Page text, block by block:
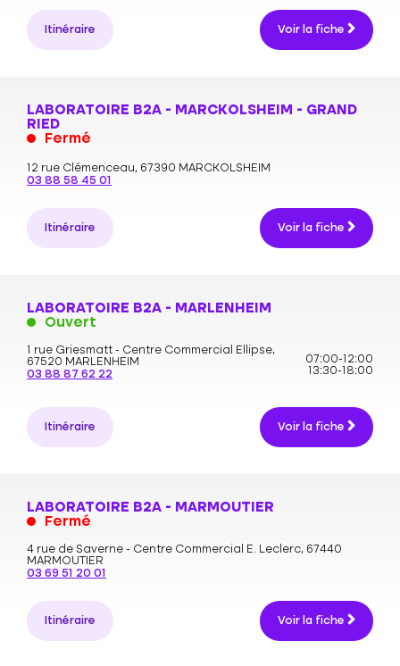
Itinéraire Voir la fiche
LABORATOIRE B2A - MARCKOLSHEIM - GRAND
RIED
Fermé
12 rue Clémenceau, 67390 MARCKOLSHEIM
03 88 58 45 01
Itinéraire Voir la fiche
LABORATOIRE B2A - MARLENHEIM
Ouvert
1 rue Griesmatt - Centre Commercial Ellipse,
67520 MARLENHEIM
03 88 87 62 22
07:00-12:00
13:30-18:00
Itinéraire Voir la fiche
LABORATOIRE B2A - MARMOUTIER
Fermé
4 rue de Saverne - Centre Commercial E. Leclerc, 67440
MARMOUTIER
03 69 51 20 01
Itinéraire Voir la fiche